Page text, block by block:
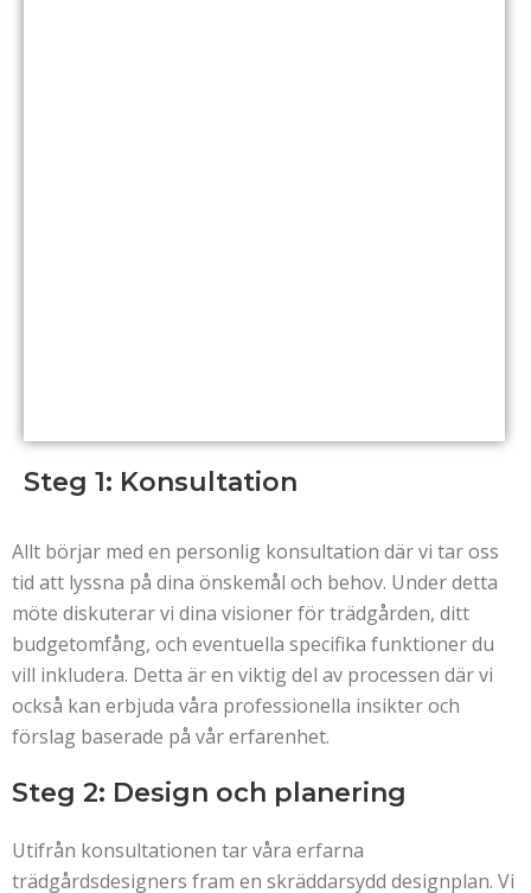
Steg 1: Konsultation
Allt börjar med en personlig konsultation där vi tar oss
tid att lyssna på dina önskemål och behov. Under detta
möte diskuterar vi dina visioner för trädgården, ditt
budgetomfång, och eventuella specifika funktioner du
vill inkludera. Detta är en viktig del av processen där vi
också kan erbjuda våra professionella insikter och
förslag baserade på vår erfarenhet.
Steg 2: Design och planering
Utifrån konsultationen tar våra erfarna
trädgårdsdesigners fram en skräddarsydd designplan. Vi